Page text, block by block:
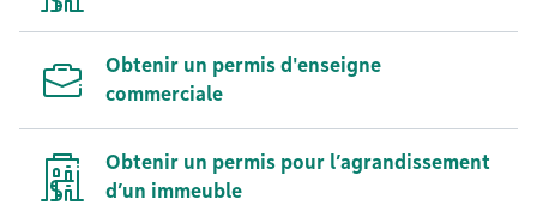
Obtenir un permis d'enseigne
commerciale
Obtenir un permis pour l’agrandissement
d’un immeuble